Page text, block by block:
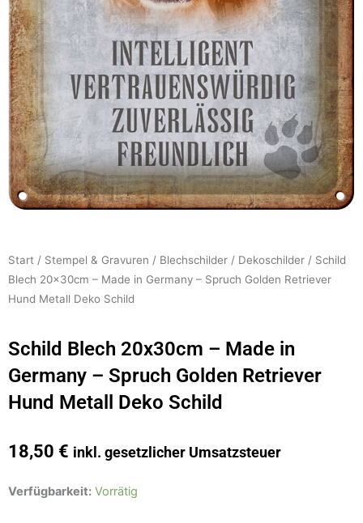
Start / Stempel & Gravuren / Blechschilder / Dekoschilder / Schild
Blech 20x30cm – Made in Germany – Spruch Golden Retriever
Hund Metall Deko Schild
Schild Blech 20x30cm – Made in
Germany – Spruch Golden Retriever
Hund Metall Deko Schild
18,50 € inkl. gesetzlicher Umsatzsteuer
Verfügbarkeit: Vorrätig
Schild